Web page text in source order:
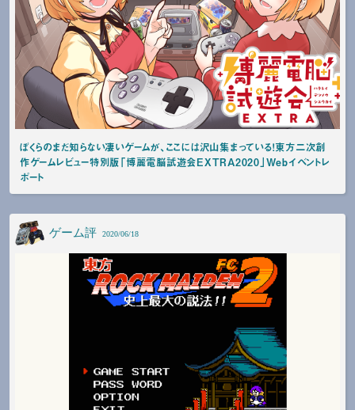
ぼくらのまだ知らない凄いゲームが、ここには沢山集まっている！東方二次創
作ゲームレビュー特別版「博麗電脳試遊会EXTRA2020」Webイベントレ
ポート
ゲーム評 2020/06/18